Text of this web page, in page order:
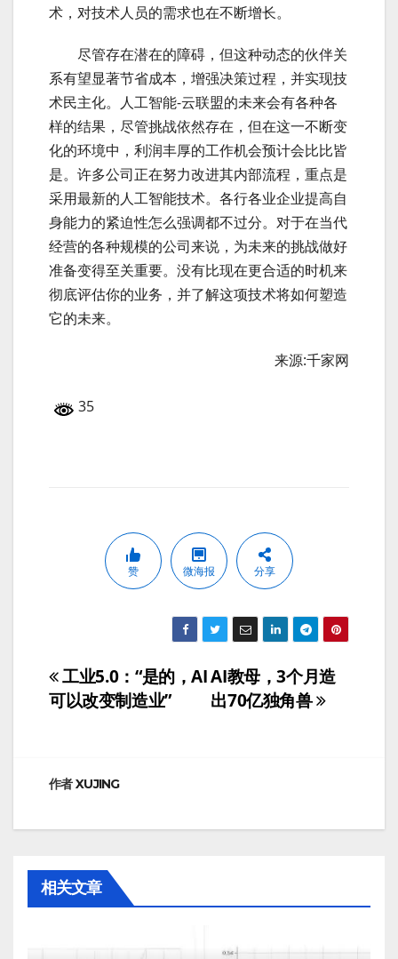
术，对技术人员的需求也在不断增长。
尽管存在潜在的障碍，但这种动态的伙伴关
系有望显著节省成本，增强决策过程，并实现技
术民主化。人工智能-云联盟的未来会有各种各
样的结果，尽管挑战依然存在，但在这一不断变
化的环境中，利润丰厚的工作机会预计会比比皆
是。许多公司正在努力改进其内部流程，重点是
采用最新的人工智能技术。各行各业企业提高自
身能力的紧迫性怎么强调都不过分。对于在当代
经营的各种规模的公司来说，为未来的挑战做好
准备变得至关重要。没有比现在更合适的时机来
彻底评估你的业务，并了解这项技术将如何塑造
它的未来。
来源:千家网
35
赞 微海报 分享
文
章
航
AI教母，3个月造
出70亿独角兽
工业5.0：“是的，AI
可以改变制造业”
作者XUJING
相关文章